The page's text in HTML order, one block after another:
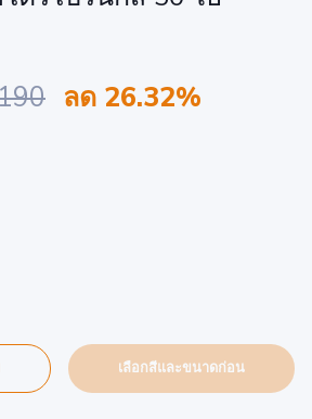
ลด 26.32%
เลือกสีและขนาดก่อน